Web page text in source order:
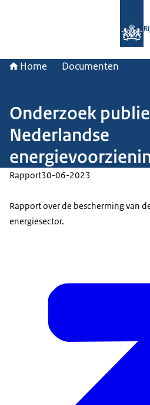
Home Documenten
Onderzoek
Nederlandse
Rapport30-06-2023
Rapport over de bescherming van
energiesector.